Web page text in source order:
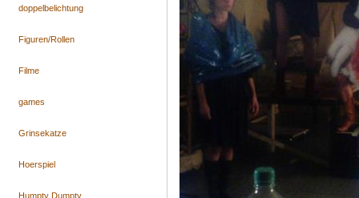
doppelbelichtung
Figuren/Rollen
Filme
games
Grinsekatze
Hoerspiel
Humpty Dumpty